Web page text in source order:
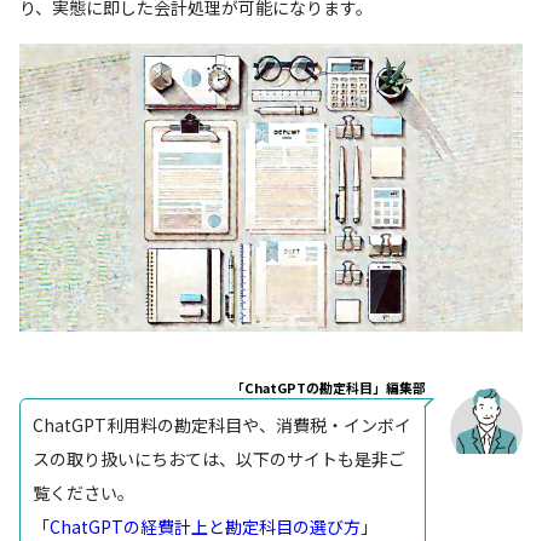
り、実態に即した会計処理が可能になります。
「ChatGPTの勘定科目」編集部
ChatGPT利用料の勘定科目や、消費税・インボイ
スの取り扱いにちおては、以下のサイトも是非ご
覧ください。
「ChatGPTの経費計上と勘定科目の選び方 」